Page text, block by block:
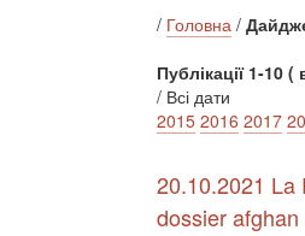
/ Головна /
Публікації 1-10
/ Всі дати
2015 2016 2017
20.10.2021 La
dossier afghan